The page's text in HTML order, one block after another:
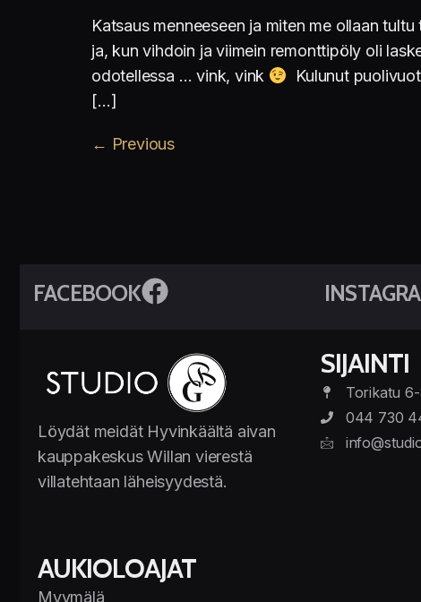
Katsaus menneeseen ja miten me ollaan
ja, kun vihdoin ja viimein remonttipöly oli
odotellessa … vink, vink
Kulunut
[…]
← Previous
FACEBOOK
Löydät meidät Hyvinkäältä aivan
kauppakeskus Willan vierestä
villatehtaan läheisyydestä.
AUKIOLOAJAT
Myymälä
SIJAINTI
Torikatu
044 730